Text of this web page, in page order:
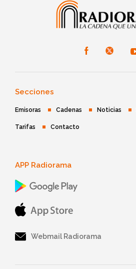
Secciones
Emisoras Cadenas Noticias
Tarifas Contacto
APP Radiorama
Webmail Radiorama